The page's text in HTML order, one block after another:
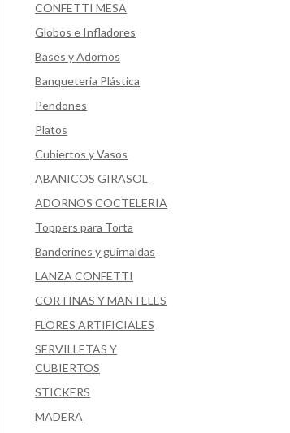
CONFETTI MESA
Globos e Infladores
Bases y Adornos
Banqueteria Plástica
Pendones
Platos
Cubiertos y Vasos
ABANICOS GIRASOL
ADORNOS COCTELERIA
Toppers para Torta
Banderines y guirnaldas
LANZA CONFETTI
CORTINAS Y MANTELES
FLORES ARTIFICIALES
SERVILLETAS Y
CUBIERTOS
STICKERS
MADERA